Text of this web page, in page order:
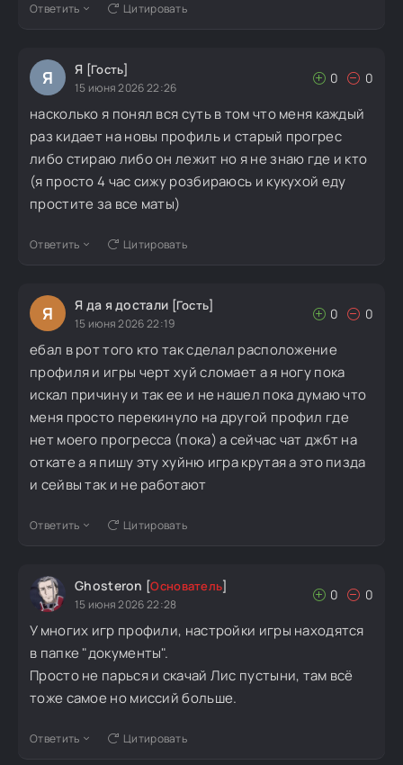
Ответить Цитировать
Я Я [Гость]
15 июня 2026 22:26
0 0
насколько я понял вся суть в том что меня каждый
раз кидает на новы профиль и старый прогрес
либо стираю либо он лежит но я не знаю где и кто
(я просто 4 час сижу розбираюсь и кукухой еду
простите за все маты)
Ответить Цитировать
Я Я да я достали [Гость]
15 июня 2026 22:19
0 0
ебал в рот того кто так сделал расположение
профиля и игры черт хуй сломает а я ногу пока
искал причину и так ее и не нашел пока думаю что
меня просто перекинуло на другой профил где
нет моего прогресса (пока) а сейчас чат джбт на
откате а я пишу эту хуйню игра крутая а это пизда
и сейвы так и не работают
Ответить Цитировать
Ghosteron [Основатель]
15 июня 2026 22:28
0 0
У многих игр профили, настройки игры находятся
в папке "документы".
Просто не парься и скачай Лис пустыни, там всё
тоже самое но миссий больше.
Ответить Цитировать